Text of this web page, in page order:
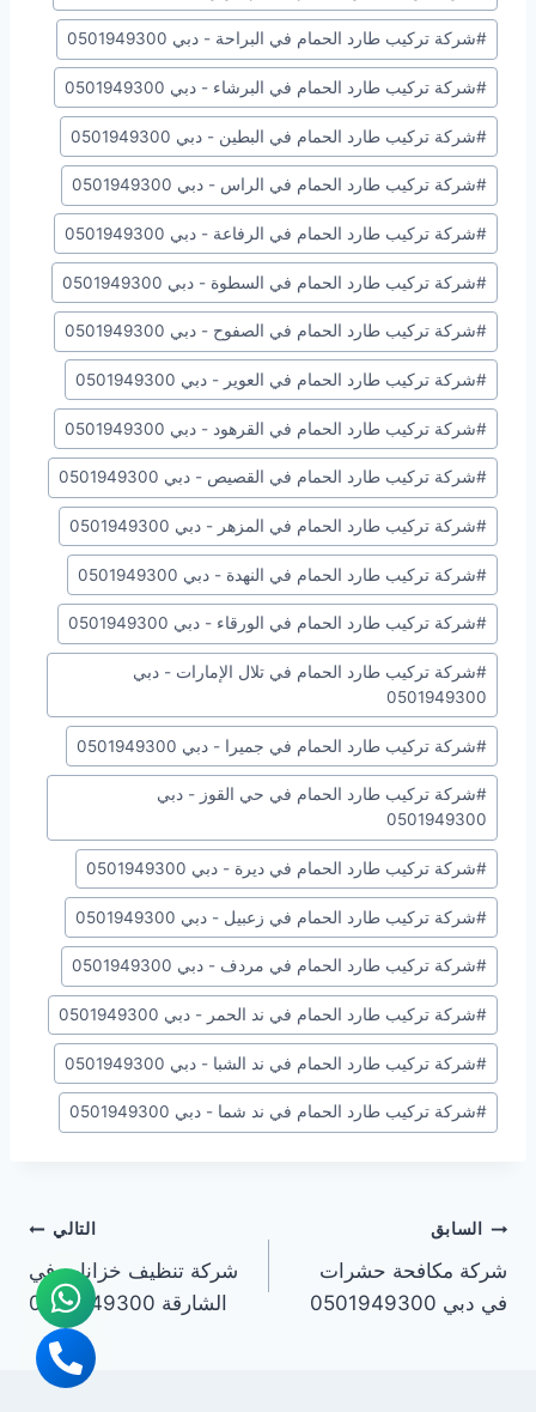
#شركة تركيب طارد الحمام في البراحة - دبي 0501949300
#شركة تركيب طارد الحمام في البرشاء - دبي 0501949300
#شركة تركيب طارد الحمام في البطين - دبي 0501949300
#شركة تركيب طارد الحمام في الراس - دبي 0501949300
#شركة تركيب طارد الحمام في الرفاعة - دبي 0501949300
#شركة تركيب طارد الحمام في السطوة - دبي 0501949300
#شركة تركيب طارد الحمام في الصفوح - دبي 0501949300
#شركة تركيب طارد الحمام في العوير - دبي 0501949300
#شركة تركيب طارد الحمام في القرهود - دبي 0501949300
#شركة تركيب طارد الحمام في القصيص - دبي 0501949300
#شركة تركيب طارد الحمام في المزهر - دبي 0501949300
#شركة تركيب طارد الحمام في النهدة - دبي 0501949300
#شركة تركيب طارد الحمام في الورقاء - دبي 0501949300
#شركة تركيب طارد الحمام في تلال الإمارات - دبي
0501949300
#شركة تركيب طارد الحمام في جميرا - دبي 0501949300
#شركة تركيب طارد الحمام في حي القوز - دبي
0501949300
#شركة تركيب طارد الحمام في ديرة - دبي 0501949300
#شركة تركيب طارد الحمام في زعبيل - دبي 0501949300
#شركة تركيب طارد الحمام في مردف - دبي 0501949300
#شركة تركيب طارد الحمام في ند الحمر - دبي 0501949300
#شركة تركيب طارد الحمام في ند الشبا - دبي 0501949300
#شركة تركيب طارد الحمام في ند شما - دبي 0501949300
تصفّح
المقالات
السابق
شركة مكافحة حشرات
في دبي 0501949300
التالي
شركة تنظيف خزانات في
الشارقة 0501949300